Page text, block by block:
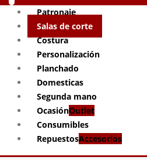
Patronaje
Salas de corte
Costura
Personalización
Planchado
Domesticas
Segunda mano
OcasiónOutlet
Consumibles
RepuestosAccesorios